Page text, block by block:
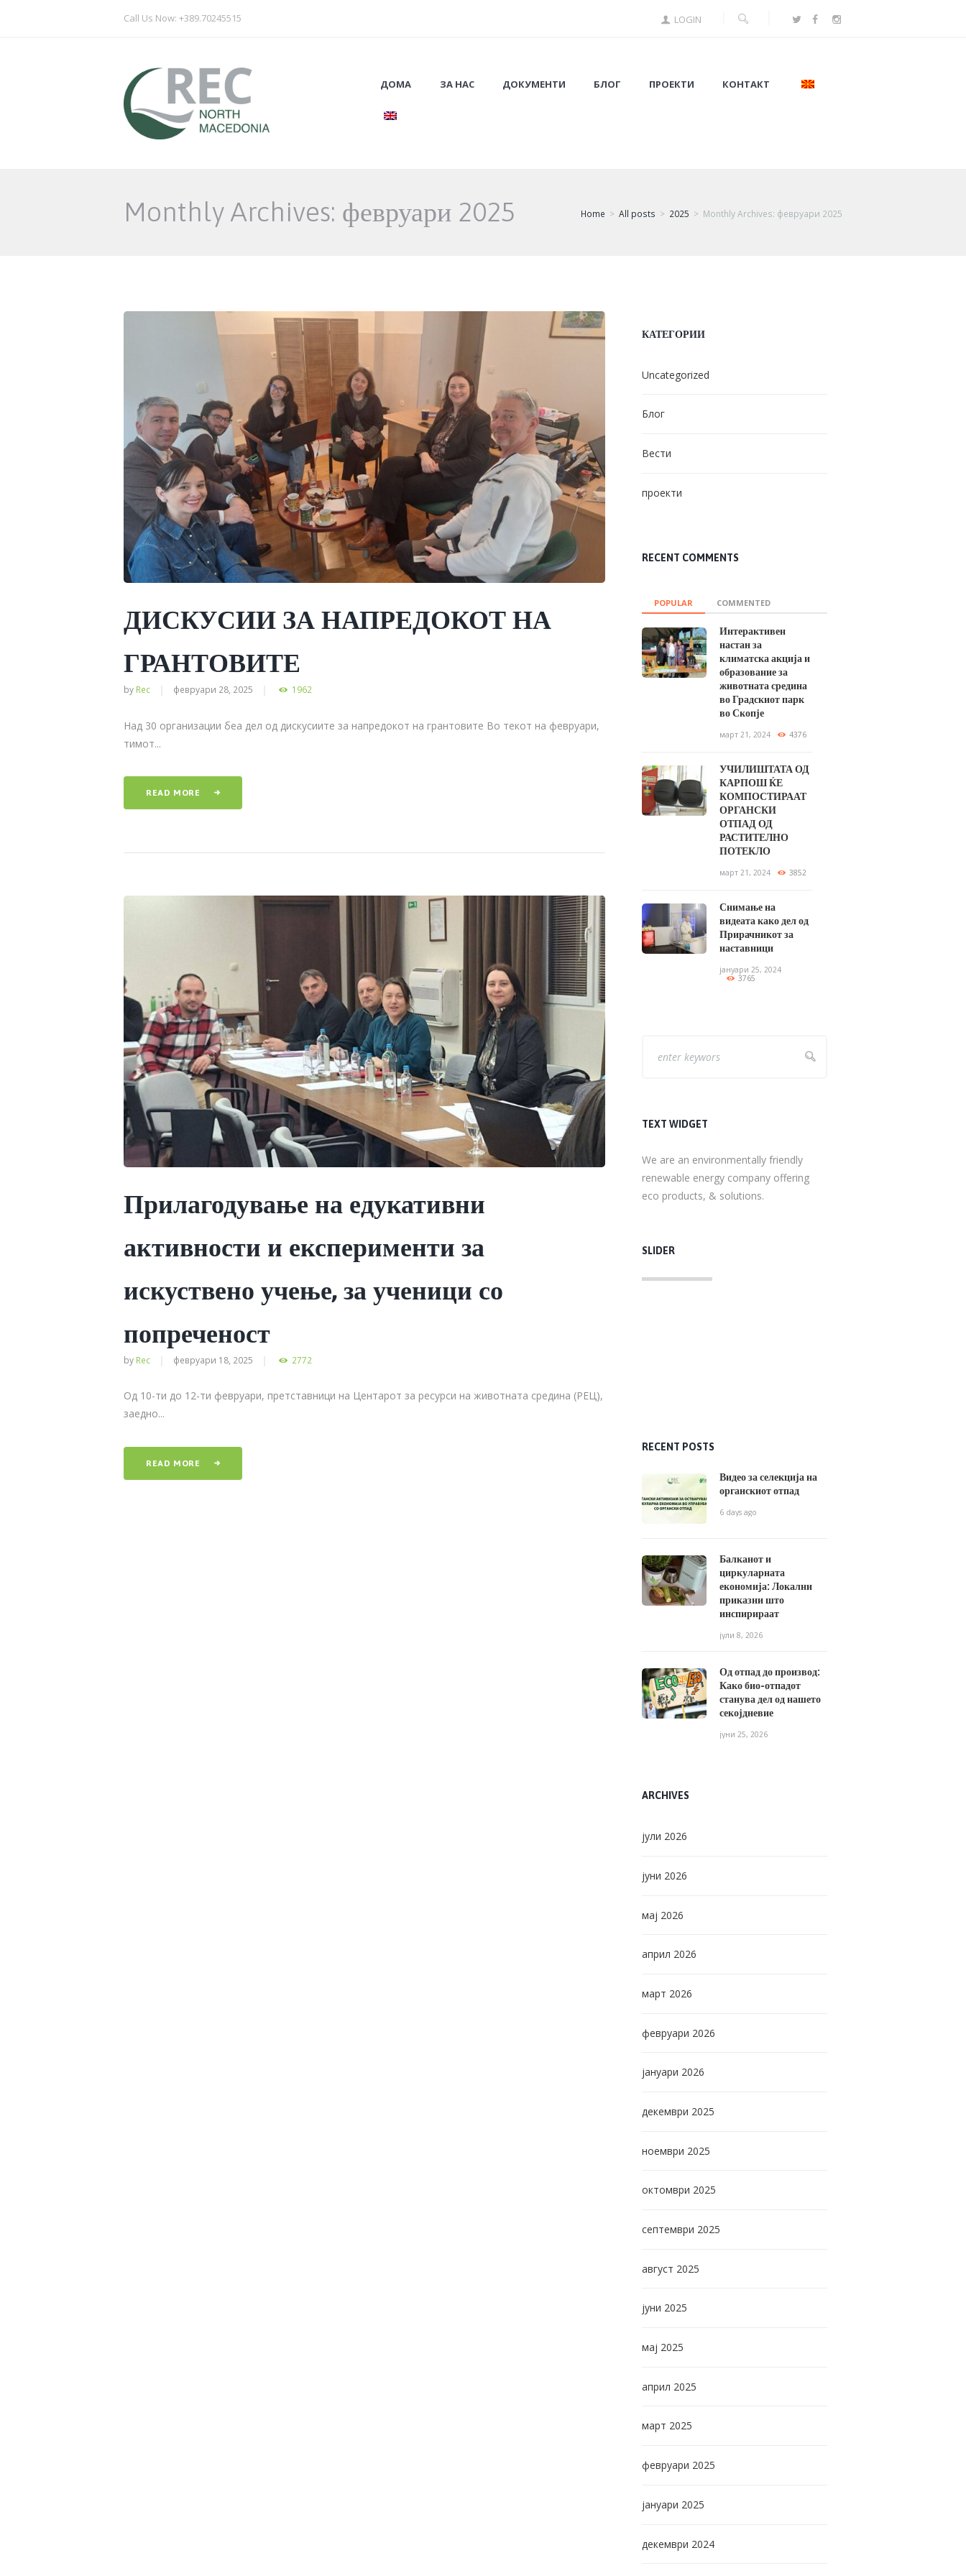
Call Us Now: +389.70245515 LOGIN
ДОМА ЗА НАС ДОКУМЕНТИ БЛОГ ПРОЕКТИ КОНТАКТ
Monthly Archives: февруари 2025 Home All posts 2025 Monthly Archives: февруари 2025
ДИСКУСИИ ЗА НАПРЕДОКОТ НА
ГРАНТОВИТЕ
by Rec февруари 28, 2025 1962
Над 30 организации беа дел од дискусиите за напредокот на грантовите Во текот на февруари,
тимот...
READ MORE
Прилагодување на едукативни
активности и експерименти за
искуствено учење, за ученици со
попреченост
by Rec февруари 18, 2025 2772
Од 10-ти до 12-ти февруари, претставници на Центарот за ресурси на животната средина (РЕЦ),
заедно...
READ MORE
КАТЕГОРИИ
Uncategorized
Блог
Вести
проекти
RECENT COMMENTS
POPULAR COMMENTED
Интерактивен
настан за
климатска акција и
образование за
животната средина
во Градскиот парк
во Скопје
март 21, 2024 4376
УЧИЛИШТАТА ОД
КАРПОШ ЌЕ
КОМПОСТИРААТ
ОРГАНСКИ
ОТПАД ОД
РАСТИТЕЛНО
ПОТЕКЛО
март 21, 2024 3852
Снимање на
видеата како дел од
Прирачникот за
наставници
јануари 25, 2024
3765
TEXT WIDGET
We are an environmentally friendly
renewable energy company offering
eco products, & solutions.
SLIDER
RECENT POSTS
Видео за селекција на
органскиот отпад
6 days ago
Балканот и
циркуларната
економија: Локални
приказни што
инспирираат
јули 8, 2026
Од отпад до производ:
Како био-отпадот
станува дел од нашето
секојдневие
јуни 25, 2026
ARCHIVES
јули 2026
јуни 2026
мај 2026
април 2026
март 2026
февруари 2026
јануари 2026
декември 2025
ноември 2025
октомври 2025
септември 2025
август 2025
јуни 2025
мај 2025
април 2025
март 2025
февруари 2025
јануари 2025
декември 2024